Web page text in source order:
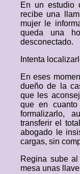
En un estudio
recibe una
mujer le
queda una
desconectado.
Intenta
En eses
dueño de la
que les
que en
formalizarlo,
transferir el
abogado le
cargas, sin
Regina sube
mesa unas